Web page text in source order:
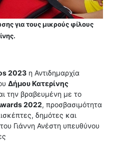
για τους μικρούς φίλους
2023 η Αντιδημαρχία
Δήμου Κατερίνης
την βραβευμένη με το
2022, προσβασιμότητα
δημότες και
Γιάννη Ανέστη υπευθύνου